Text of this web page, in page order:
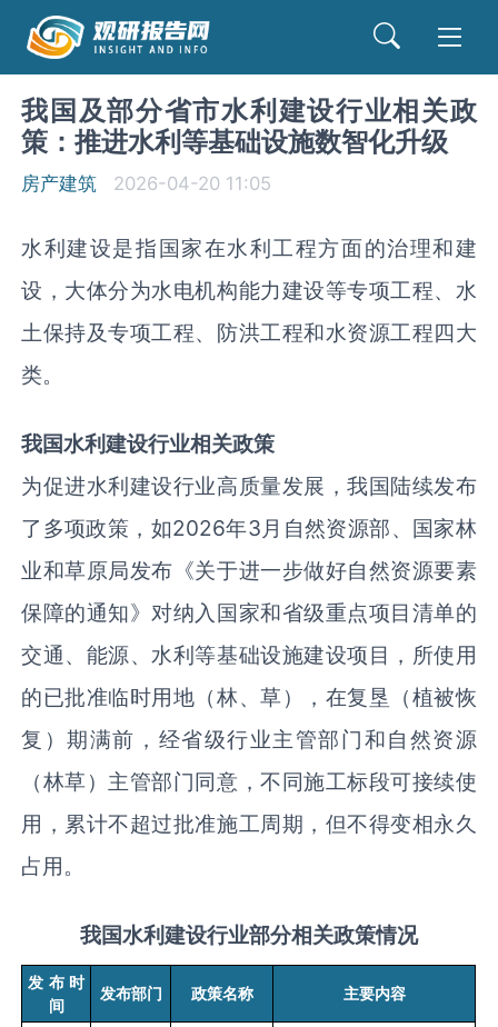
我国及部分省市水利建设行业相关政
策：推进水利等基础设施数智化升级
房产建筑 2026-04-20 11:05
水利建设是指国家在水利工程方面的治理和建
设，大体分为水电机构能力建设等专项工程、水
土保持及专项工程、防洪工程和水资源工程四大
类。
我国水利建设行业相关政策
为促进水利建设行业高质量发展，我国陆续发布
了多项政策，如2026年3月自然资源部、国家林
业和草原局发布《关于进一步做好自然资源要素
保障的通知》对纳入国家和省级重点项目清单的
交通、能源、水利等基础设施建设项目，所使用
的已批准临时用地（林、草），在复垦（植被恢
复）期满前，经省级行业主管部门和自然资源
（林草）主管部门同意，不同施工标段可接续使
用，累计不超过批准施工周期，但不得变相永久
占用。
我国水利建设行业部分相关政策情况
发布时
间
发布部门 政策名称 主要内容